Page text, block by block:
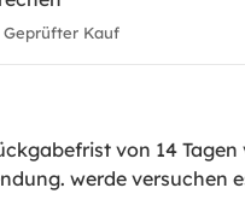
Geprüfter Kauf
von 14
werde versuchen